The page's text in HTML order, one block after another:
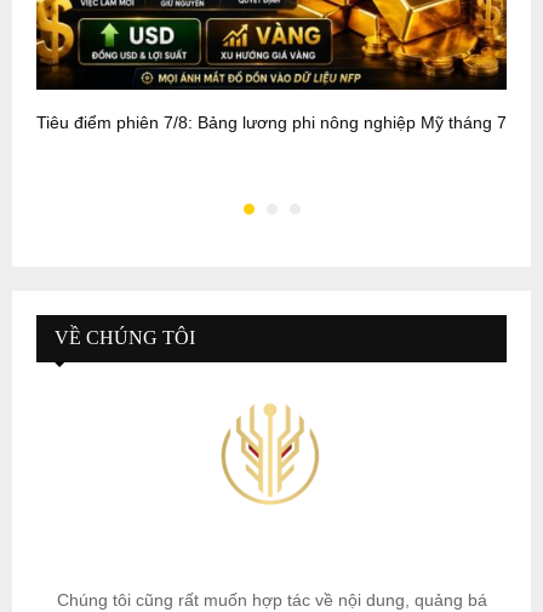
Tiêu điểm phiên 7/8: Bảng lương phi nông nghiệp Mỹ tháng 7
VỀ CHÚNG TÔI
Chúng tôi cũng rất muốn hợp tác về nội dung, quảng bá